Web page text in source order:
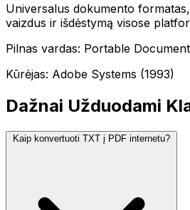
Universalus dokumento
vaizdus ir išdėstymą visose
Pilnas vardas: Portable
Kūrėjas: Adobe Systems (1993)
Dažnai Užduodami
Kaip konvertuoti TXT į PDF internetu?